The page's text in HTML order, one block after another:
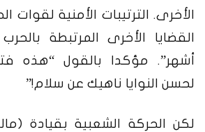
الأخرى. الترتيبات الأمنية لقوات
القضايا الأخرى المرتبطة
أشهر”. مؤكدا بالقول “هذه
لحسن النوايا ناهيك عن سلام!”
لكن الحركة الشعبية بقيادة (